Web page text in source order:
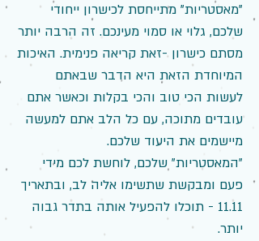
"מאסטריות" מתייחסת לכישרון ייחודי
שלכם, גלוי או סמוי מעינכם. זה הרבה יותר
מסתם כישרון -זאת קריאה פנימית. האיכות
המיוחדת הזאת היא הדבר שבאתם
לעשות הכי טוב והכי בקלות וכאשר אתם
עובדים מתוכה, עם כל הלב אתם למעשה
מיישמים את היעוד שלכם.
"המאסטריות" שלכם, לוחשת לכם מידי
פעם ומבקשת שתשימו אליה לב, ובתאריך
11.11 - תוכלו להפעיל אותה בתדר גבוה
יותר.